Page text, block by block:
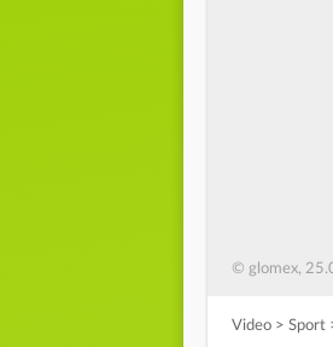
© glomex,
Video > Sport